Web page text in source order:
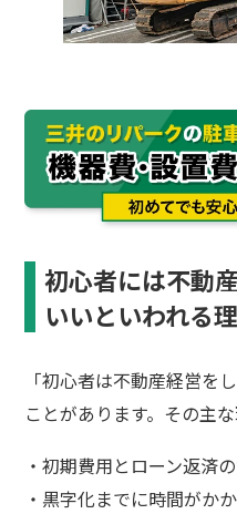
初心者には不動
いいといわれる
「初心者は不動産経営を
ことがあります。その主
・初期費用とローン返済
・黒字化までに時間がか